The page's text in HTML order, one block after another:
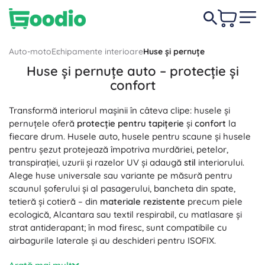
Auto-motoEchipamente interioareHuse și pernuțe
Huse și pernuțe auto – protecție și
confort
Transformă interiorul mașinii în câteva clipe: husele și
pernuțele oferă protecție pentru tapițerie și confort la
fiecare drum. Husele auto, husele pentru scaune și husele
pentru șezut protejează împotriva murdăriei, petelor,
transpirației, uzurii și razelor UV și adaugă stil interiorului.
Alege huse universale sau variante pe măsură pentru
scaunul șoferului și al pasagerului, bancheta din spate,
tetieră și cotieră – din materiale rezistente precum piele
ecologică, Alcantara sau textil respirabil, cu matlasare și
strat antiderapant; în mod firesc, sunt compatibile cu
airbagurile laterale și au deschideri pentru ISOFIX.
Pentru trasee lungi sau naveta zilnică, optează pentru